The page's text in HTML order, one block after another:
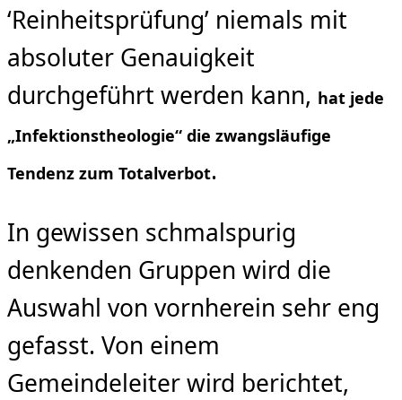
‘Reinheitsprüfung’ niemals mit
abso­luter Genauigkeit
durchgeführt werden kann, hat jede
„Infektionstheologie“ die zwangsläufige
Tendenz zum Totalverbot.
In gewissen schmalspurig
denkenden Gruppen wird die
Auswahl von vornherein sehr eng
gefasst. Von einem
Gemeindeleiter wird berichtet,